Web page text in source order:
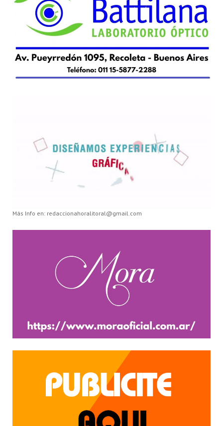
Más Info en: redaccionahoralitoral@gmail.com